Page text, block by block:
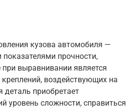
кузова автомобиля —
прочности,
выравнивании является
воздействующих на
деталь приобретает
уровень сложности, справиться